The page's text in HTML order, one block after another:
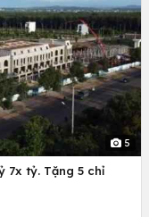
5
7x tỷ. Tặng 5 chỉ